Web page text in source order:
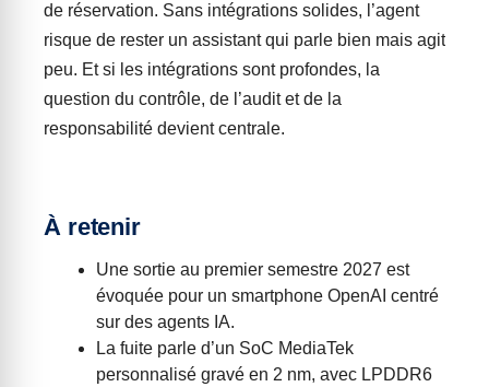
de réservation. Sans intégrations solides, l’agent
risque de rester un assistant qui parle bien mais agit
peu. Et si les intégrations sont profondes, la
question du contrôle, de l’audit et de la
responsabilité devient centrale.
À retenir
Une sortie au premier semestre 2027 est
évoquée pour un smartphone OpenAI centré
sur des agents IA.
La fuite parle d’un SoC MediaTek
personnalisé gravé en 2 nm, avec LPDDR6